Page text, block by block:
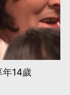
14歲